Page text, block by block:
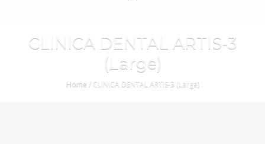
CLINICA DENTAL ARTIS-3
(Large)
Home / CLINICA DENTAL ARTIS-3 (Large)